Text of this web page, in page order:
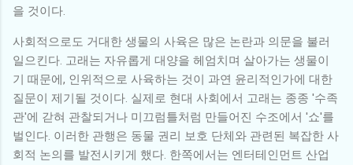
을 것이다.
사회적으로도 거대한 생물의 사육은 많은 논란과 의문을 불러
일으킨다. 고래는 자유롭게 대양을 헤엄치며 살아가는 생물이
기 때문에, 인위적으로 사육하는 것이 과연 윤리적인가에 대한
질문이 제기될 것이다. 실제로 현대 사회에서 고래는 종종 '수족
관'에 갇혀 관찰되거나 미끄럼틀처럼 만들어진 수조에서 '쇼'를
벌인다. 이러한 관행은 동물 권리 보호 단체와 관련된 복잡한 사
회적 논의를 발전시키게 했다. 한쪽에서는 엔터테인먼트 산업